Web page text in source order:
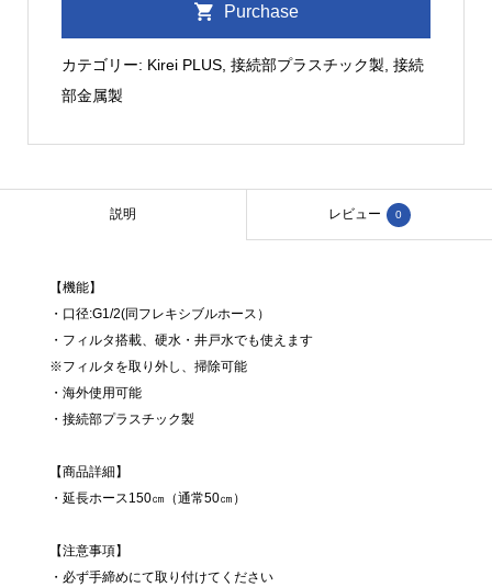
ー
ス
リ
ズ
兼
（接
続
プ
Purchase
カテゴリー: Kirei PLUS, 接続部プラスチック製 接続
部金属製
説明 レビュー 0
【機能】
・口径:G1/2(同フレキシブルホース）
・フィルタ搭載、硬水・井戸水でも使えます
※フィルタを取り外し、掃除可能
・海外使用可能
・接続部プラスチック製
【商品詳細】
・延長ホース150㎝（通常50㎝）
【注意事項】
・必ず手締めにて取り付けてください